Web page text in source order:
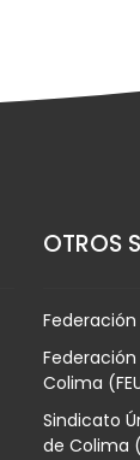
OTROS
Colima
Sindicato
de Colima